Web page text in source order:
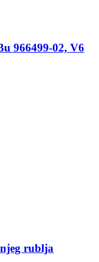
966499-02, V6
rublja